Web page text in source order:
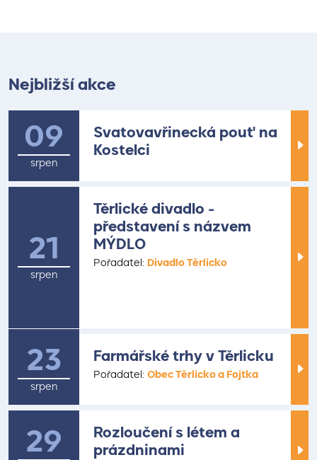
Nejbližší akce
09
srpen
Svatovavřinecká pouť na
Kostelci
21
srpen
22
srpen
Těrlické divadlo -
představení s názvem
MÝDLO
Pořadatel: Divadlo Těrlicko
23
srpen
Farmářské trhy v Těrlicku
Pořadatel: Obec Těrlicko a Fojtka
29
Rozloučení s létem a
prázdninami